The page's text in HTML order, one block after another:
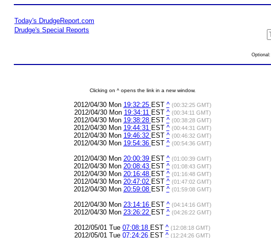
Today's DrudgeReport.com
Drudge's Special Reports
Optional:
Clicking on ^ opens the link in a new window.
2012/04/30 Mon 19:32:25 EST ^ (00:32:25 GMT)
2012/04/30 Mon 19:34:11 EST ^ (00:34:11 GMT)
2012/04/30 Mon 19:38:28 EST ^ (00:38:28 GMT)
2012/04/30 Mon 19:44:31 EST ^ (00:44:31 GMT)
2012/04/30 Mon 19:46:32 EST ^ (00:46:32 GMT)
2012/04/30 Mon 19:54:36 EST ^ (00:54:36 GMT)
2012/04/30 Mon 20:00:39 EST ^ (01:00:39 GMT)
2012/04/30 Mon 20:08:43 EST ^ (01:08:43 GMT)
2012/04/30 Mon 20:16:48 EST ^ (01:16:48 GMT)
2012/04/30 Mon 20:47:02 EST ^ (01:47:02 GMT)
2012/04/30 Mon 20:59:08 EST ^ (01:59:08 GMT)
2012/04/30 Mon 23:14:16 EST ^ (04:14:16 GMT)
2012/04/30 Mon 23:26:22 EST ^ (04:26:22 GMT)
2012/05/01 Tue 07:08:18 EST ^ (12:08:18 GMT)
2012/05/01 Tue 07:24:26 EST ^ (12:24:26 GMT)